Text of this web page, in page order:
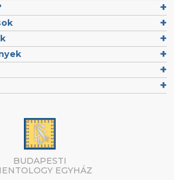
BUDAPESTI
EGYHÁZ